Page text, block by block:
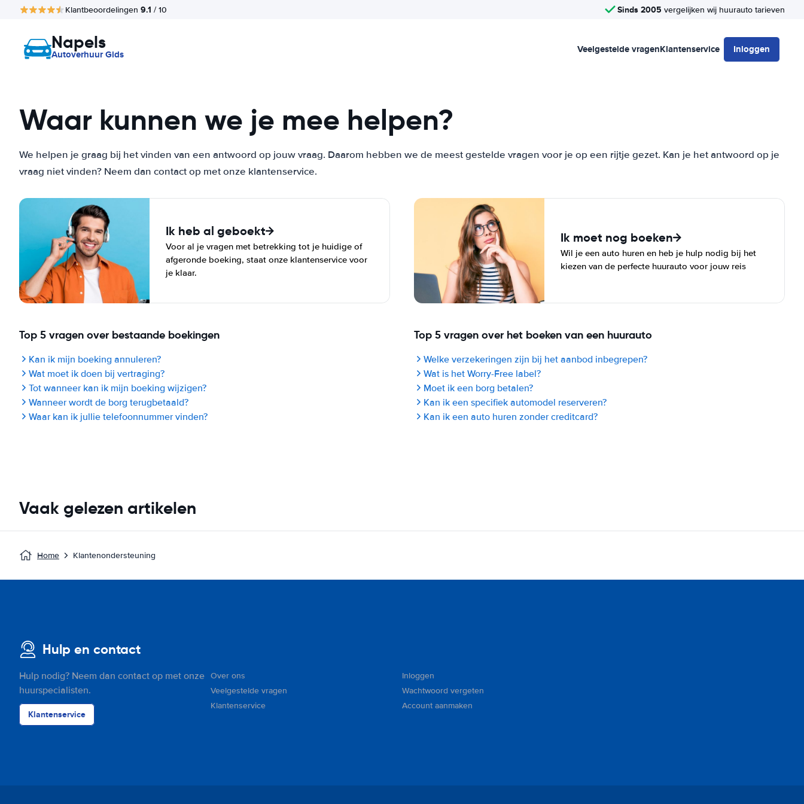
Klantbeoordelingen 9.1 / 10 Sinds 2005 vergelijken wij huurauto tarieven
Napels
Autoverhuur Gids Veelgestelde vragenKlantenservice Inloggen
Waar kunnen we je mee helpen?
We helpen je graag bij het vinden van een antwoord op jouw vraag. Daarom hebben we de meest gestelde vragen voor je op een rijtje gezet. Kan je het antwoord op je
vraag niet vinden? Neem dan contact op met onze klantenservice.
Ik heb al geboekt
Voor al je vragen met betrekking tot je huidige of
afgeronde boeking, staat onze klantenservice voor
je klaar.
Ik moet nog boeken
Wil je een auto huren en heb je hulp nodig bij het
kiezen van de perfecte huurauto voor jouw reis
Top 5 vragen over bestaande boekingen
Kan ik mijn boeking annuleren?
Wat moet ik doen bij vertraging?
Tot wanneer kan ik mijn boeking wijzigen?
Wanneer wordt de borg terugbetaald?
Waar kan ik jullie telefoonnummer vinden?
Top 5 vragen over het boeken van een huurauto
Welke verzekeringen zijn bij het aanbod inbegrepen?
Wat is het Worry-Free label?
Moet ik een borg betalen?
Kan ik een specifiek automodel reserveren?
Kan ik een auto huren zonder creditcard?
Vaak gelezen artikelen
Home Klantenondersteuning
Hulp en contact
Hulp nodig? Neem dan contact op met onze
huurspecialisten.
Klantenservice
Over ons
Veelgestelde vragen
Klantenservice
Inloggen
Wachtwoord vergeten
Account aanmaken